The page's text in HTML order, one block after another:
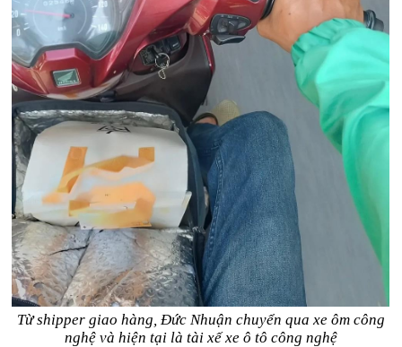
Từ shipper giao hàng, Đức Nhuận chuyển qua xe ôm công
nghệ và hiện tại là tài xế xe ô tô công nghệ